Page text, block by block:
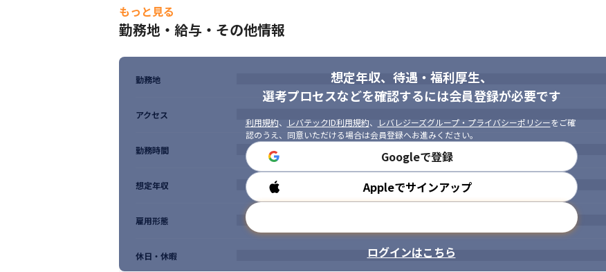
もっと見る
勤務地・給与・その他情報
想定年収、待遇・福利厚生、
選考プロセスなどを確認するには会員登録が必要です
利用規約、 レバテックID利用規約、 レバレジーズグループ・プライバシーポリシーをご確
認のうえ、同意いただける場合は会員登録へお進みください。
Googleで登録
Appleでサインアップ
ログインはこちら
勤務地
アクセス
勤務時間
想定年収
雇用形態
休日・休暇